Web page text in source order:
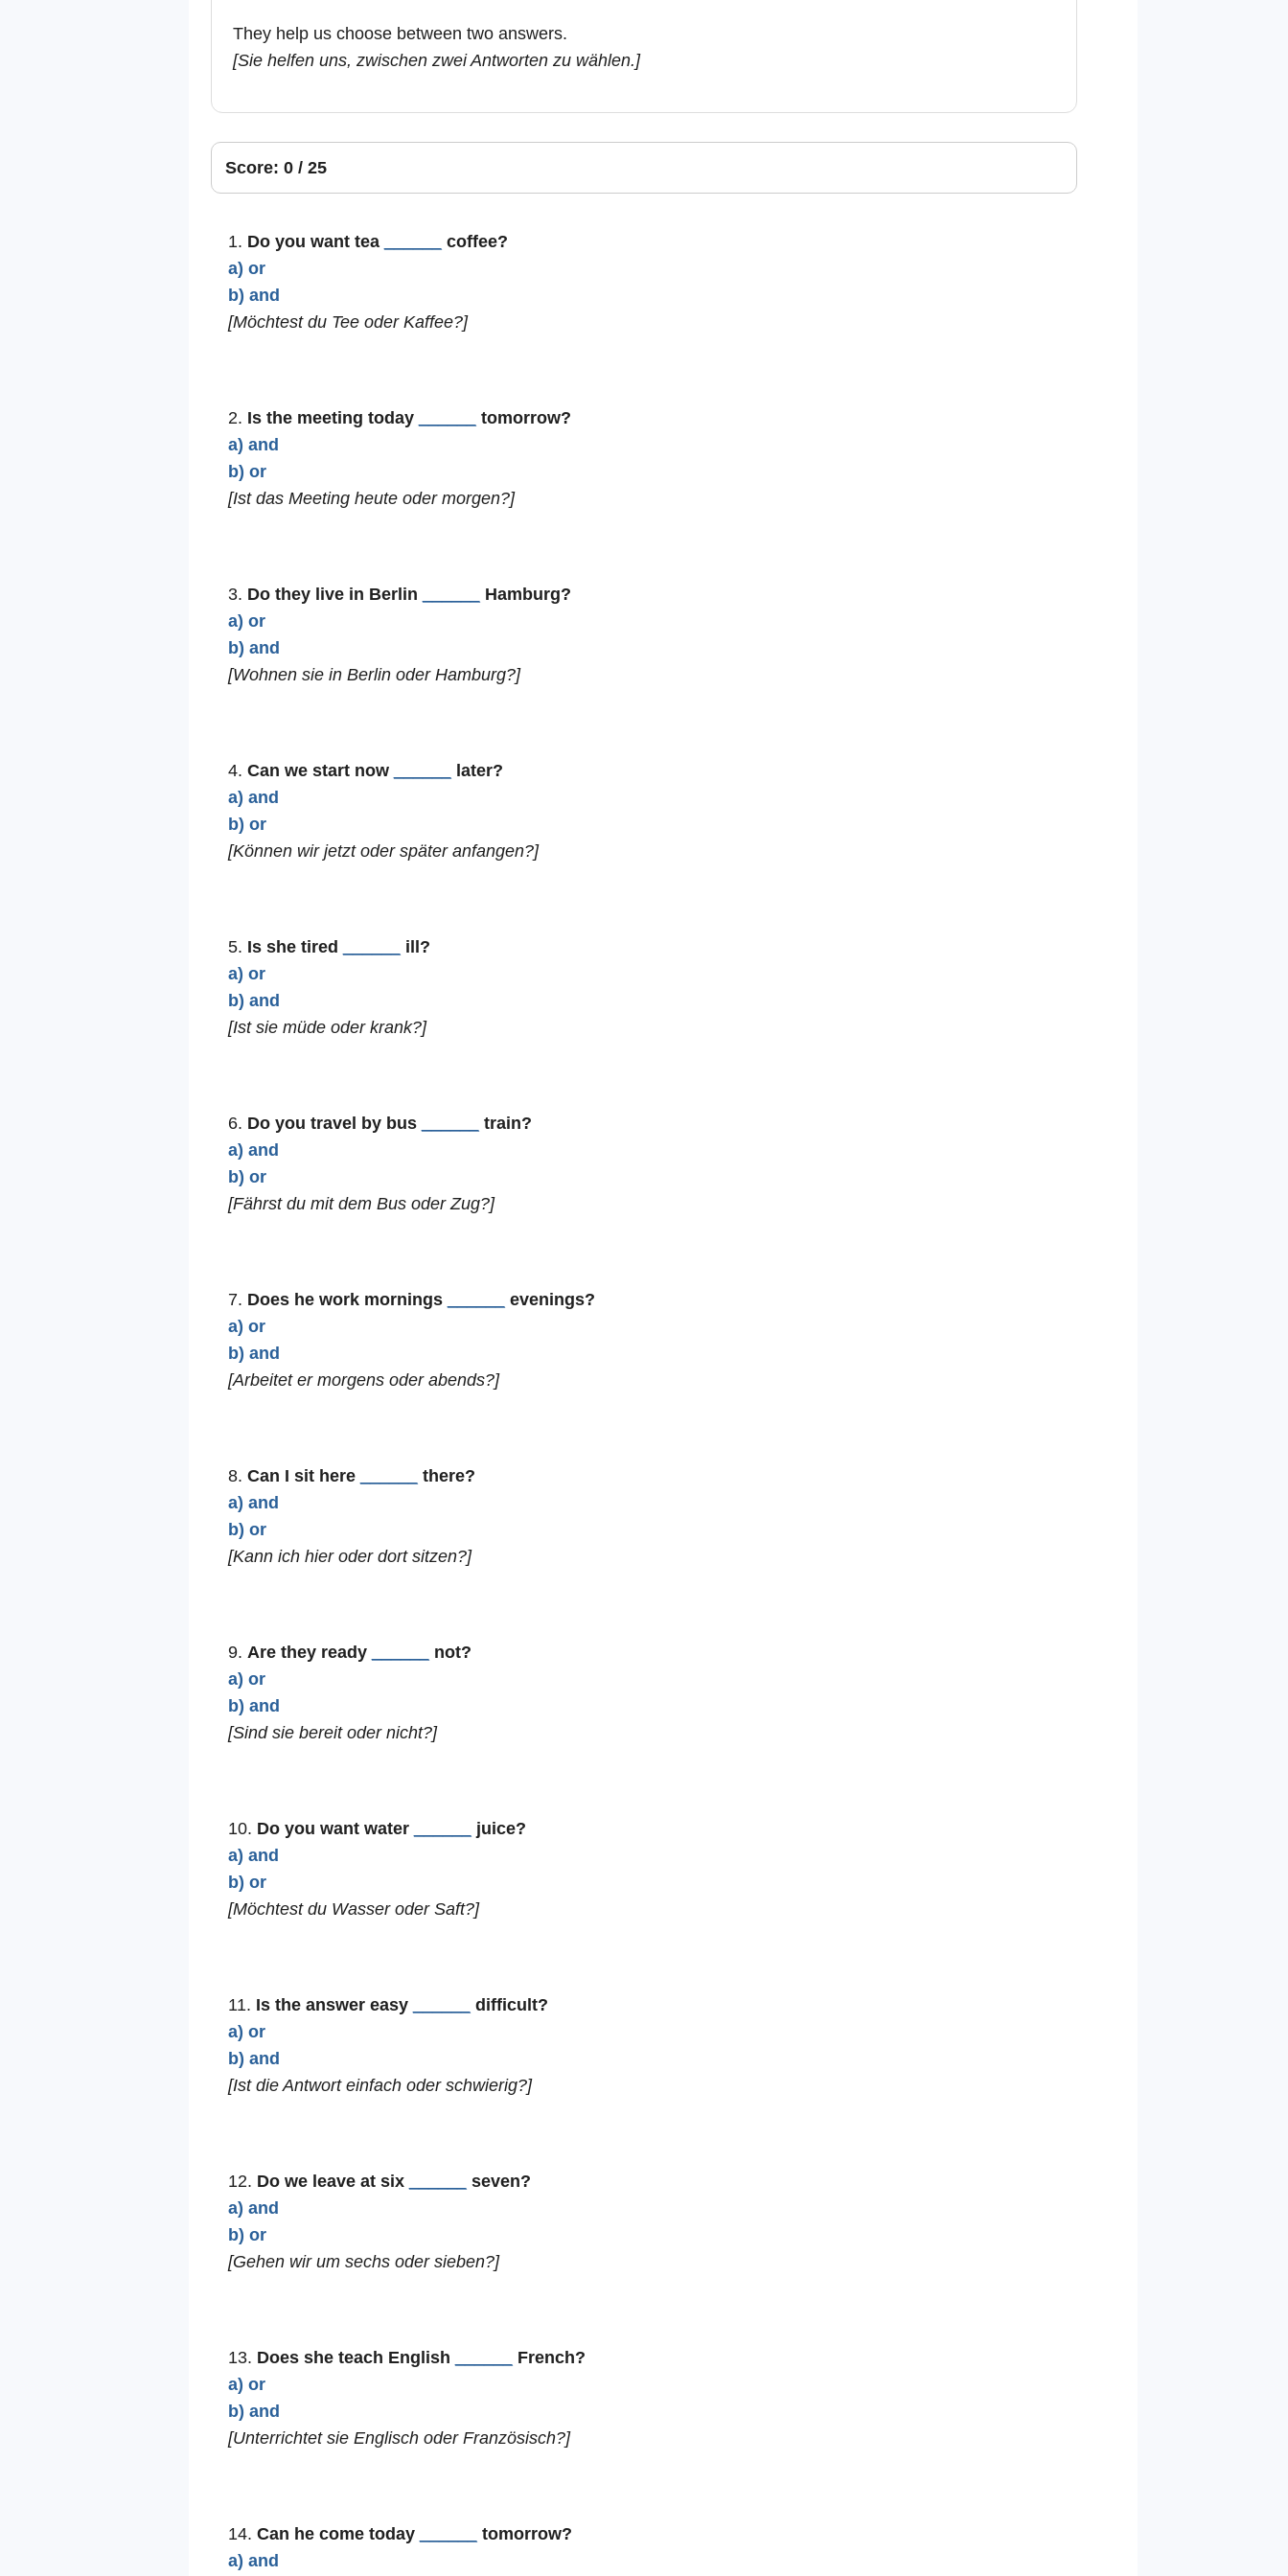
They help us choose between two answers.
[Sie helfen uns, zwischen zwei Antworten zu wählen.]
Score: 0 / 25
1. Do you want tea
coffee?
a) or
b) and
[Möchtest du Tee oder Kaffee?]
2. Is the meeting today
tomorrow?
a) and
b) or
[Ist das Meeting heute oder morgen?]
3. Do they live in Berlin
Hamburg?
a) or
b) and
[Wohnen sie in Berlin oder Hamburg?]
4. Can we start now
later?
a) and
b) or
[Können wir jetzt oder später anfangen?]
5. Is she tired
ill?
a) or
b) and
[Ist sie müde oder krank?]
6. Do you travel by bus
train?
a) and
b) or
[Fährst du mit dem Bus oder Zug?]
7. Does he work mornings
evenings?
a) or
b) and
[Arbeitet er morgens oder abends?]
8. Can I sit here
there?
a) and
b) or
[Kann ich hier oder dort sitzen?]
9. Are they ready
not?
a) or
b) and
[Sind sie bereit oder nicht?]
10. Do you want water
juice?
a) and
b) or
[Möchtest du Wasser oder Saft?]
11. Is the answer easy
difficult?
a) or
b) and
[Ist die Antwort einfach oder schwierig?]
12. Do we leave at six
seven?
a) and
b) or
[Gehen wir um sechs oder sieben?]
13. Does she teach English
French?
a) or
b) and
[Unterrichtet sie Englisch oder Französisch?]
14. Can he come today
tomorrow?
a) and